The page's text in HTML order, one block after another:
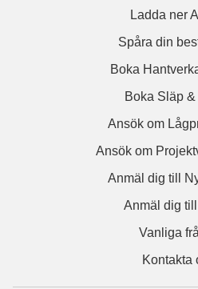
Ladda ner
Spåra din
Boka
Boka Släp &
Ansök om
Ansök om
Anmäl dig till
Anmäl dig
Vanliga
Kontakta